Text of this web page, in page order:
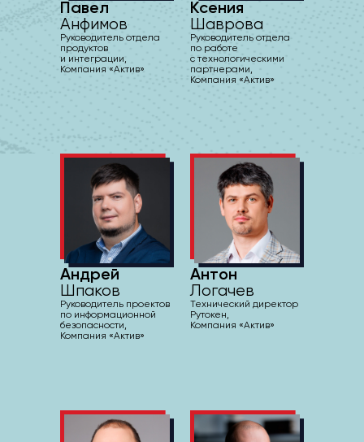
Ксения
Шаврова
Руководитель отдела
по работе
с технологическими
партнерами,
Компания «Актив»
Павел
Анфимов
Руководитель отдела
продуктов
и интеграции,
Компания «Актив»
Андрей
Шпаков
Руководитель проектов
по информационной
безопасности,
Компания «Актив»
Антон
Логачев
Технический директор
Рутокен,
Компания «Актив»